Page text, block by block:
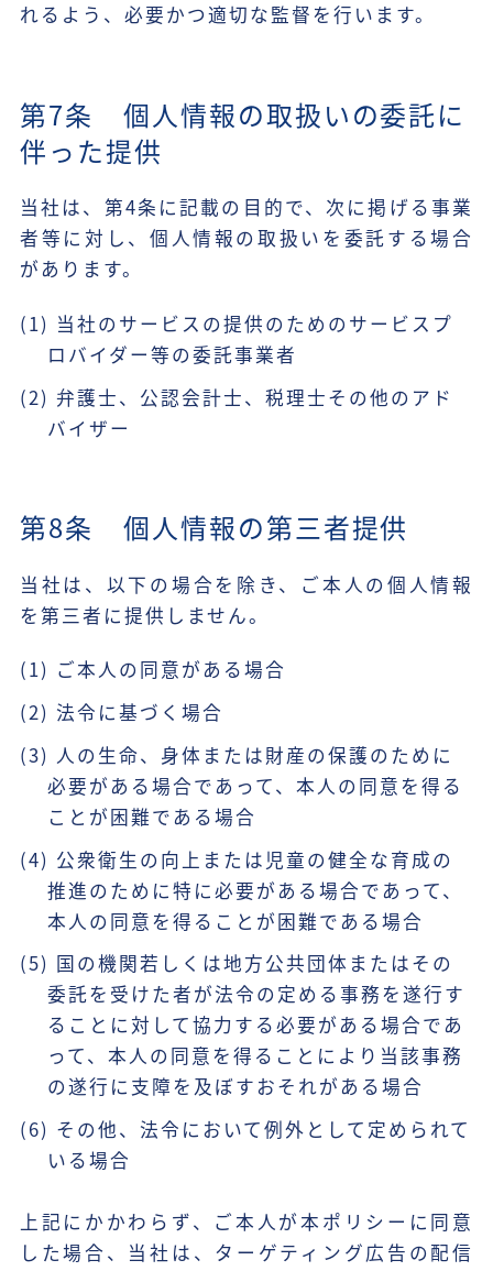
れるよう、必要かつ適切な監督を行います。
第7条 個人情報の取扱いの委託に
伴った提供
当社は、第4条に記載の目的で、次に掲げる事業
者等に対し、個人情報の取扱いを委託する場合
があります。
(1) 当社のサービスの提供のためのサービスプ
ロバイダー等の委託事業者
(2) 弁護士、公認会計士、税理士その他のアド
バイザー
第8条 個人情報の第三者提供
当社は、以下の場合を除き、ご本人の個人情報
を第三者に提供しません。
(1) ご本人の同意がある場合
(2) 法令に基づく場合
(3) 人の生命、身体または財産の保護のために
必要がある場合であって、本人の同意を得る
ことが困難である場合
(4) 公衆衛生の向上または児童の健全な育成の
推進のために特に必要がある場合であって、
本人の同意を得ることが困難である場合
(5) 国の機関若しくは地方公共団体またはその
委託を受けた者が法令の定める事務を遂行す
ることに対して協力する必要がある場合であ
って、本人の同意を得ることにより当該事務
の遂行に支障を及ぼすおそれがある場合
(6) その他、法令において例外として定められて
いる場合
上記にかかわらず、ご本人が本ポリシーに同意
した場合、当社は、ターゲティング広告の配信